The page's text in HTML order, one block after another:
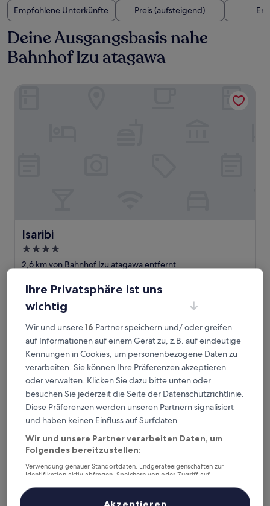
Empfohlene Unterkünfte
Preis (aufsteigend)
Deine Ausgangsbasis nahe
Bahnhof Izu atagawa
Isaribi
Isaribi
4.0-
Sterne-
2,6 km von Bahnhof Izu atagawa entfernt
von
Außergewöhnlich,
Bewertungen)
310 €
24. Aug.–25. Aug.
Kissho CAREN
Kissho CAREN
3.0-
Kissho CAREN
Ihre Privatsphäre ist uns
wichtig
Wir und unsere16 Partner speichern und/ oder greifen
auf Informationen auf einem Gerät zu, z.B. auf eindeutige
Kennungen in Cookies, um personenbezogene Daten zu
verarbeiten. Sie können Ihre Präferenzen akzeptieren
oder verwalten. Klicken Sie dazu bitte unten oder
besuchen Sie jederzeit die Seite der Datenschutzrichtlinie.
Diese Präferenzen werden unseren Partnern signalisiert
und haben keinen Einfluss auf Surfdaten.
Wir und unsere Partner verarbeiten Daten, um
Folgendes bereitzustellen:
Verwendung genauer Standortdaten. Endgeräteeigenschaften zur
Identifikation aktiv abfragen. Speichern von oder Zugriff auf
Inhalte, Messung von Werbeleistung und der Performance von Inhalten,
Zielgruppenforschung sowie Entwicklung und Verbesserung von